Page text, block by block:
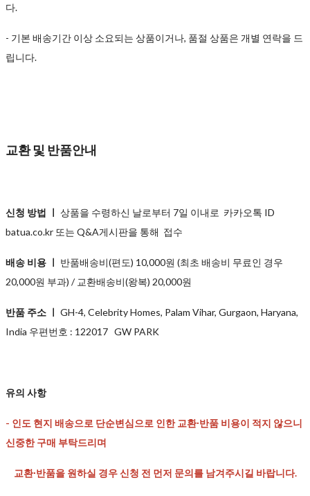
다.
- 기본 배송기간 이상 소요되는 상품이거나, 품절 상품은 개별 연락을 드
립니다.
교환 및 반품안내
신청 방법 ㅣ 상품을 수령하신 날로부터 7일 이내로 카카오톡 ID
batua.co.kr 또는 Q&A게시판을 통해 접수
배송 비용 ㅣ 반품배송비(편도) 10,000원 (최초 배송비 무료인 경우
20,000원 부과) / 교환배송비(왕복) 20,000원
반품 주소 ㅣ GH-4, Celebrity Homes, Palam Vihar, Gurgaon, Haryana,
India 우편번호 : 122017 GW PARK
유의 사항
- 인도 현지 배송으로 단순변심으로 인한 교환∙반품 비용이 적지 않으니
신중한 구매 부탁드리며
교환∙반품을 원하실 경우 신청 전 먼저 문의를 남겨주시길 바랍니다.